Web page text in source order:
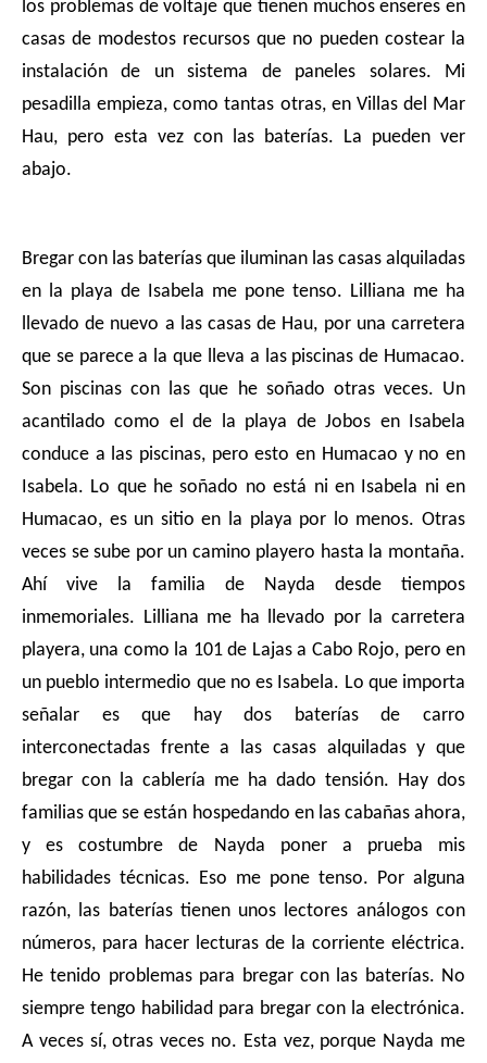
los problemas de voltaje que tienen muchos enseres en
casas de modestos recursos que no pueden costear la
instalación de un sistema de paneles solares. Mi
pesadilla empieza, como tantas otras, en Villas del Mar
Hau, pero esta vez con las baterías. La pueden ver
abajo.
Bregar con las baterías que iluminan las casas alquiladas
en la playa de Isabela me pone tenso. Lilliana me ha
llevado de nuevo a las casas de Hau, por una carretera
que se parece a la que lleva a las piscinas de Humacao.
Son piscinas con las que he soñado otras veces. Un
acantilado como el de la playa de Jobos en Isabela
conduce a las piscinas, pero esto en Humacao y no en
Isabela. Lo que he soñado no está ni en Isabela ni en
Humacao, es un sitio en la playa por lo menos. Otras
veces se sube por un camino playero hasta la montaña.
Ahí vive la familia de Nayda desde tiempos
inmemoriales. Lilliana me ha llevado por la carretera
playera, una como la 101 de Lajas a Cabo Rojo, pero en
un pueblo intermedio que no es Isabela. Lo que importa
señalar es que hay dos baterías de carro
interconectadas frente a las casas alquiladas y que
bregar con la cablería me ha dado tensión. Hay dos
familias que se están hospedando en las cabañas ahora,
y es costumbre de Nayda poner a prueba mis
habilidades técnicas. Eso me pone tenso. Por alguna
razón, las baterías tienen unos lectores análogos con
números, para hacer lecturas de la corriente eléctrica.
He tenido problemas para bregar con las baterías. No
siempre tengo habilidad para bregar con la electrónica.
A veces sí, otras veces no. Esta vez, porque Nayda me